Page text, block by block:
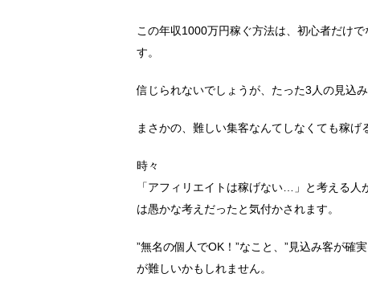
この年収1000万円稼ぐ方法は、初心者だけ
す。
信じられないでしょうが、たった3人の見込
まさかの、難しい集客なんてしなくても稼げ
時々
「アフィリエイトは稼げない…」と考える
は愚かな考えだったと気付かされます。
”無名の個人でOK！”なこと、”見込み客が確
が難しいかもしれません。